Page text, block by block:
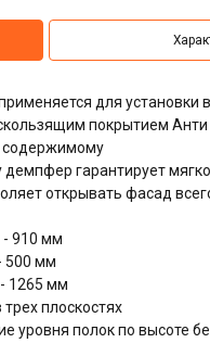
для установки
покрытием
содержимому
гарантирует
открывать фасад
- 910 мм
500 мм
1265 мм
плоскостях
уровня полок по высоте